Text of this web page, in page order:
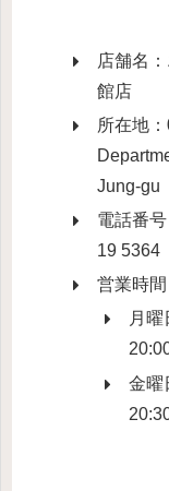
店舗名
館店
所在地
Jung-gu
電話番
19 5364
営業時間
月曜
金曜